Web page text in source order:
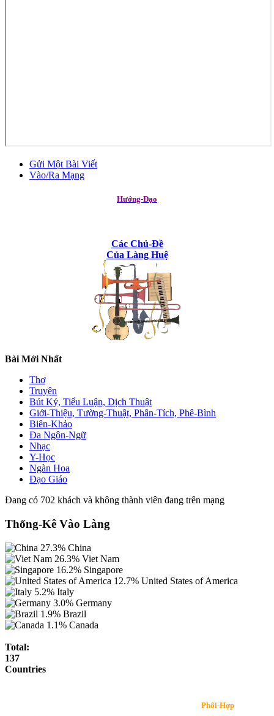
Gửi Một Bài Viết
Vào/Ra Mạng
Hướng-Đạo
Các Chủ-Đề
Của Làng Huệ
Bài Mới Nhất
Thơ
Truyện
Bút Ký, Tiểu Luận, Dịch Thuật
Giới-Thiệu, Tường-Thuật, Phân-Tích, Phê-Bình
Biên-Khảo
Đa Ngôn-Ngữ
Nhạc
Y-Học
Ngàn Hoa
Đạo Giáo
Đang có 702 khách và không thành viên đang trên mạng
Thống-Kê Vào Làng
27.3% China
26.3% Viet Nam
16.2% Singapore
12.7% United States of America
5.2% Italy
3.0% Germany
1.9% Brazil
1.1% Canada
Total:
137
Countries
Phối-Hợp